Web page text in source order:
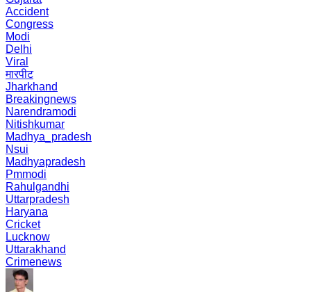
Accident
Congress
Modi
Delhi
Viral
मारपीट
Jharkhand
Breakingnews
Narendramodi
Nitishkumar
Madhya_pradesh
Nsui
Madhyapradesh
Pmmodi
Rahulgandhi
Uttarpradesh
Haryana
Cricket
Lucknow
Uttarakhand
Crimenews